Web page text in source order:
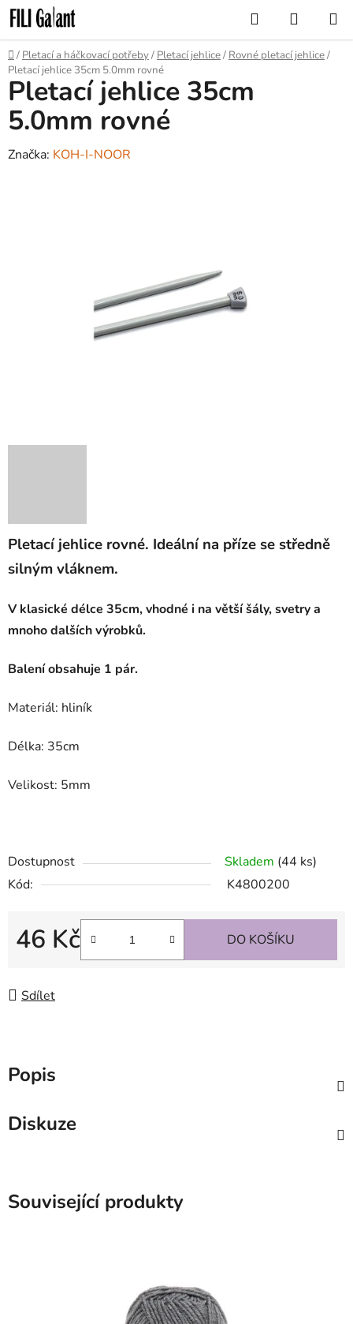
Přejít
na
obsah
Hledat
KOŠÍK
Domů
/ Pletací a háčkovací potřeby/ Pletací jehlice/ Rovné pletací jehlice/
Pletací jehlice 35cm 5.0mm rovné
Pletací jehlice rovné. Ideální na příze se středně
silným vláknem.
V klasické délce 35cm, vhodné i na větší šály, svetry a
mnoho dalších výrobků.
Balení obsahuje 1 pár.
Materiál: hliník
Délka: 35cm
Velikost: 5mm
Dostupnost Skladem (44 ks)
Kód:
K4800200
46 Kč
Měrná cena:
DO KOŠÍKU
Sdílet
Pletací jehlice 35cm
5.0mm rovné
Značka: KOH-I-NOOR
Popis
Diskuze
Související produkty